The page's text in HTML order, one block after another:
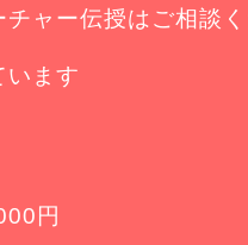
ャー伝授はご相談
います
円